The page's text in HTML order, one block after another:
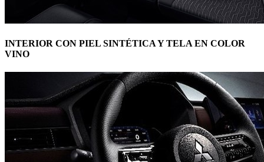
INTERIOR CON PIEL SINTÉTICA Y TELA EN COLOR
VINO